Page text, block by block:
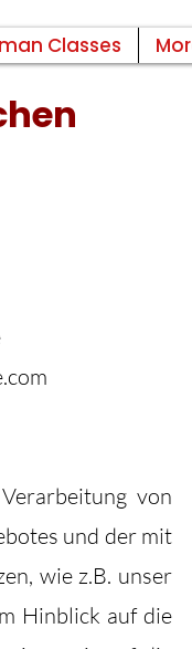
Classes
von
und der mit
wie z.B. unser
Hinblick auf die